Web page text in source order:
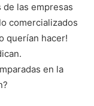
las empresas
comercializados
querían hacer!
en la